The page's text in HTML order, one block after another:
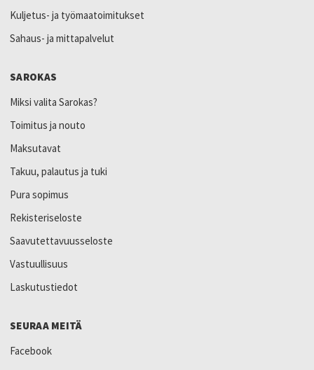
Kuljetus- ja työmaatoimitukset
Sahaus- ja mittapalvelut
SAROKAS
Miksi valita Sarokas?
Toimitus ja nouto
Maksutavat
Takuu, palautus ja tuki
Pura sopimus
Rekisteriseloste
Saavutettavuusseloste
Vastuullisuus
Laskutustiedot
SEURAA MEITÄ
Facebook